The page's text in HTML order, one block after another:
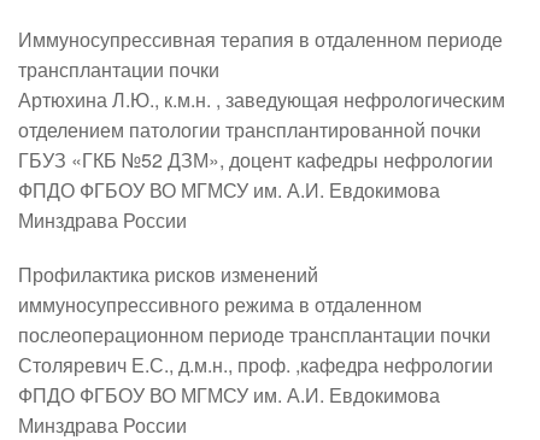
Иммуносупрессивная терапия в отдаленном периоде
трансплантации почки
Артюхина Л.Ю., к.м.н. , заведующая нефрологическим
отделением патологии трансплантированной почки
ГБУЗ «ГКБ №52 ДЗМ», доцент кафедры нефрологии
ФПДО ФГБОУ ВО МГМСУ им. А.И. Евдокимова
Минздрава России
Профилактика рисков изменений
иммуносупрессивного режима в отдаленном
послеоперационном периоде трансплантации почки
Столяревич Е.С., д.м.н., проф. ,кафедра нефрологии
ФПДО ФГБОУ ВО МГМСУ им. А.И. Евдокимова
Минздрава России